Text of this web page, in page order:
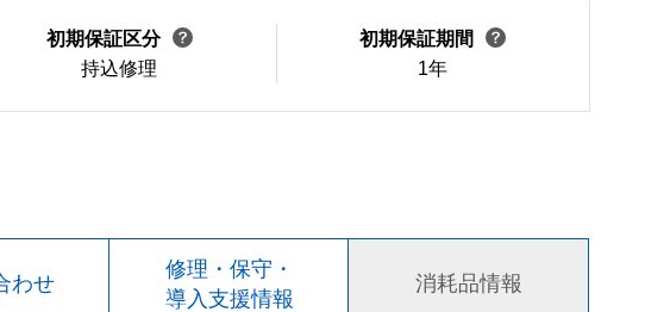
初期保証区分
持込修理
初期保証期間
1年
わせ
修理・保守・
導入支援情報
消耗品情報